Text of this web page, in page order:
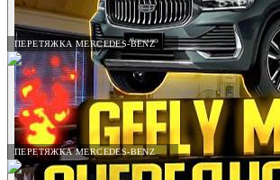
ПЕРЕТЯЖКА MERCEDES-BENZ
ПЕРЕТЯЖКА MERCEDES-BENZ